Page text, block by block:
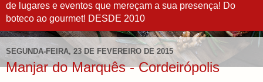
de lugares e eventos que mereçam a sua presença! Do
boteco ao gourmet! DESDE 2010
SEGUNDA-FEIRA, 23 DE FEVEREIRO DE 2015
Manjar do Marquês - Cordeirópolis